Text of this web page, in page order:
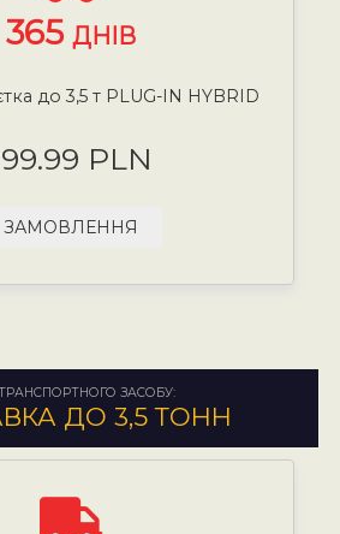
365 ДНІВ
до 3,5 т PLUG-IN HYBRID
PLN
ЗАМОВЛЕННЯ
ЗАСОБУ:
ДО 3,5 ТОНН